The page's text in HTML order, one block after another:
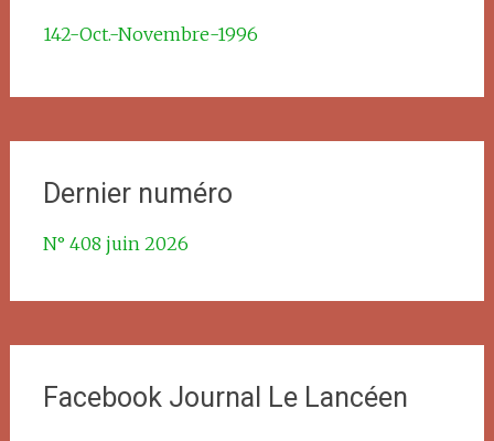
142-Oct.-Novembre-1996
Dernier numéro
N° 408 juin 2026
Facebook Journal Le Lancéen